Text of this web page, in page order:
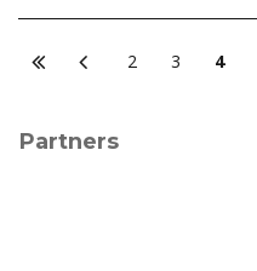
2 3 4
Partners